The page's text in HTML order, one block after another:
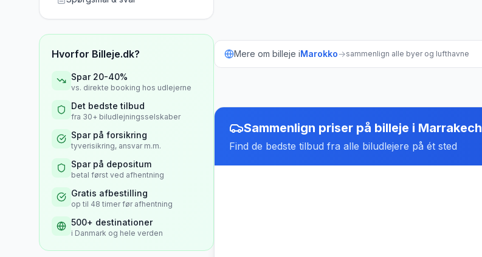
Hvorfor Billeje.dk?
Spar 20-40%
vs. direkte booking hos udlejerne
Det bedste tilbud
fra 30+ biludlejningsselskaber
Spar på forsikring
tyverisikring, ansvar m.m.
Spar på depositum
betal først ved afhentning
Gratis afbestilling
op til 48 timer før afhentning
500+ destinationer
i Danmark og hele verden
Mere om billeje iMarokko→sammenlign alle byer og lufthavne
Sammenlign priser på billeje i Marrakech
Find de bedste tilbud fra alle biludlejere på ét sted